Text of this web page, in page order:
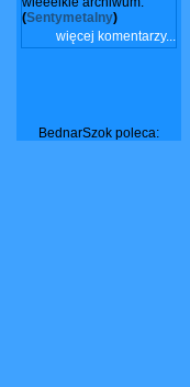
(Sentymetalny)
więcej komentarzy...
BednarSzok poleca: